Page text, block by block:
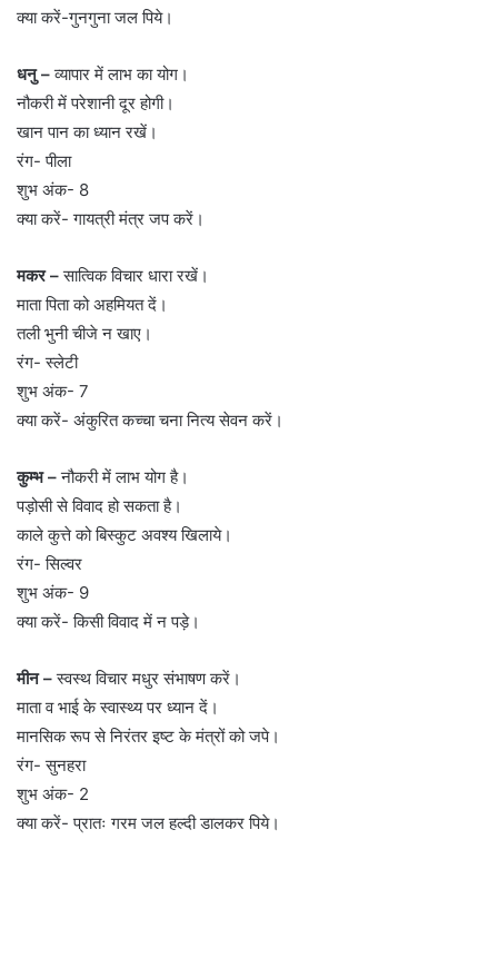
क्या करें-गुनगुना जल पिये।
धनु –व्यापार में लाभ का योग।
नौकरी में परेशानी दूर होगी।
खान पान का ध्यान रखें।
रंग- पीला
शुभ अंक- 8
क्या करें- गायत्री मंत्र जप करें।
मकर –सात्विक विचार धारा रखें।
माता पिता को अहमियत दें।
तली भुनी चीजे न खाए।
रंग- स्लेटी
शुभ अंक- 7
क्या करें- अंकुरित कच्चा चना नित्य सेवन करें।
कुम्भ –नौकरी में लाभ योग है।
पड़ोसी से विवाद हो सकता है।
काले कुत्ते को बिस्कुट अवश्य खिलाये।
रंग- सिल्वर
शुभ अंक- 9
क्या करें- किसी विवाद में न पड़े।
मीन –स्वस्थ विचार मधुर संभाषण करें।
माता व भाई के स्वास्थ्य पर ध्यान दें।
मानसिक रूप से निरंतर इष्ट के मंत्रों को जपे।
रंग- सुनहरा
शुभ अंक- 2
क्या करें- प्रातः गरम जल हल्दी डालकर पिये।